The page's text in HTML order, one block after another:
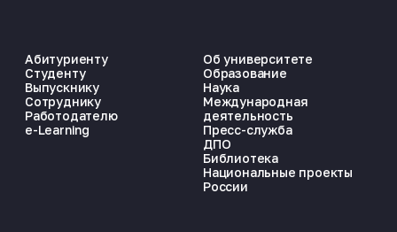
Абитуриенту
Студенту
Выпускнику
Сотруднику
Работодателю
e-Learning
Об университете
Образование
Наука
Международная
деятельность
Пресс-служба
ДПО
Библиотека
Национальные проекты
России